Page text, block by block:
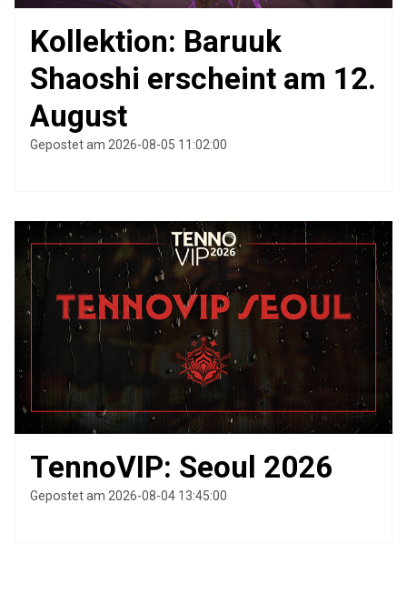
Kollektion: Baruuk
Shaoshi erscheint am 12.
August
Gepostet am 2026-08-05 11:02:00
TennoVIP: Seoul 2026
Gepostet am 2026-08-04 13:45:00